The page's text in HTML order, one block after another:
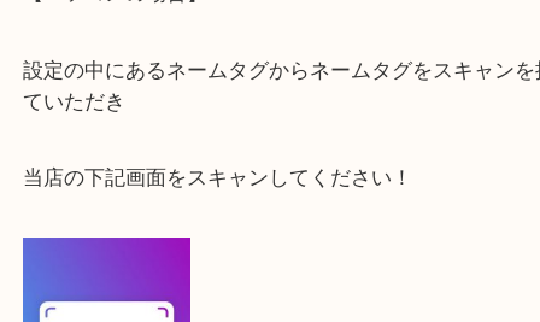
最後に当店のInstagramです！
【スマートフォンの場合】